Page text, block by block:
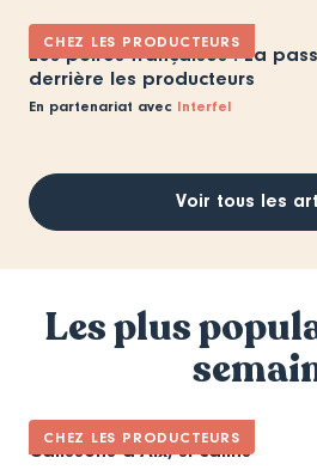
CHEZ LES PRODUCTEURS
Les poires françaises : La
derrière les producteurs
En partenariat avec Interfel
Voir tous les
Les plus
CHEZ LES PRODUCTEURS
Calissons d’Aix, si câlins